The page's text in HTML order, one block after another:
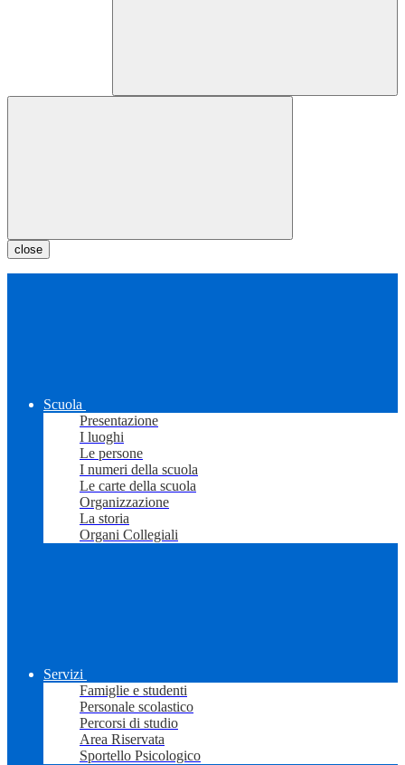
close
Scuola
Presentazione
I luoghi
Le persone
I numeri della scuola
Le carte della scuola
Organizzazione
La storia
Organi Collegiali
Servizi
Famiglie e studenti
Personale scolastico
Percorsi di studio
Area Riservata
Sportello Psicologico